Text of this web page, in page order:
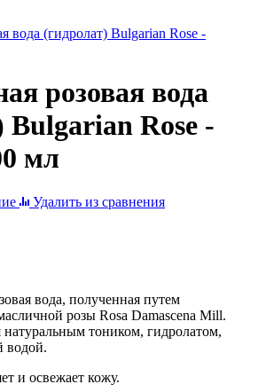
розовая вода
Bulgarian Rose -
мл
Удалить из сравнения
вода, полученная путем
розы Rosa Damascena Mill.
натуральным тоником, гидролатом,
водой.
и освежает кожу.